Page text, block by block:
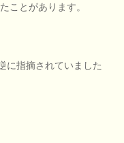
ことがあります。
に指摘されていました